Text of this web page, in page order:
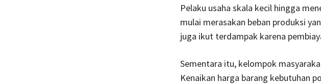
Pelaku usaha skala kecil hingga
mulai merasakan beban produksi
juga ikut terdampak karena
Sementara itu, kelompok
Kenaikan harga barang kebutuhan